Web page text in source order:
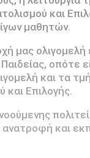
και
μαθητών.
μας ολιγομελή
οπότε
και τα
και Επιλογής.
ανατροφή και